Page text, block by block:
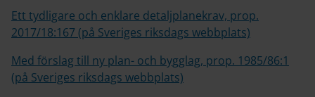
Ett tydligare och enklare detaljplanekrav, prop.
2017/18:167 (på Sveriges riksdags webbplats)
Med förslag till ny plan- och bygglag, prop. 1985/86:1
(på Sveriges riksdags webbplats)